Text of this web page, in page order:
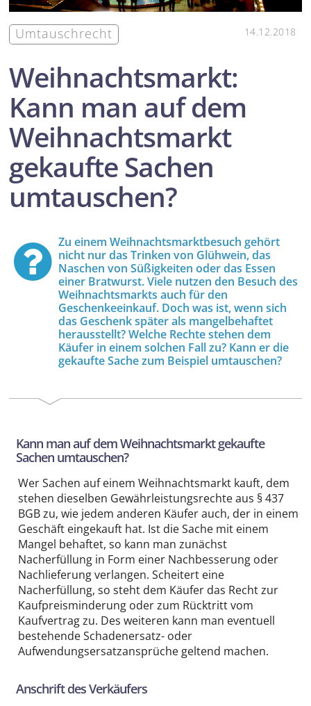
Umtauschrecht 14.12.2018
Weihnachtsmarkt:
Kann man auf dem
Weihnachtsmarkt
gekaufte Sachen
umtauschen?
Zu einem Weihnachtsmarktbesuch gehört
nicht nur das Trinken von Glühwein, das
Naschen von Süßigkeiten oder das Essen
einer Bratwurst. Viele nutzen den Besuch des
Weihnachtsmarkts auch für den
Geschenkeeinkauf. Doch was ist, wenn sich
das Geschenk später als mangelbehaftet
herausstellt? Welche Rechte stehen dem
Käufer in einem solchen Fall zu? Kann er die
gekaufte Sache zum Beispiel umtauschen?
Kann man auf dem Weihnachtsmarkt gekaufte
Sachen umtauschen?
Wer Sachen auf einem Weihnachtsmarkt kauft, dem
stehen dieselben Gewährleistungsrechte aus § 437
BGB zu, wie jedem anderen Käufer auch, der in einem
Geschäft eingekauft hat. Ist die Sache mit einem
Mangel behaftet, so kann man zunächst
Nacherfüllung in Form einer Nachbesserung oder
Nachlieferung verlangen. Scheitert eine
Nacherfüllung, so steht dem Käufer das Recht zur
Kaufpreisminderung oder zum Rücktritt vom
Kaufvertrag zu. Des weiteren kann man eventuell
bestehende Schadenersatz- oder
Aufwendungsersatzansprüche geltend machen.
Anschrift des Verkäufers